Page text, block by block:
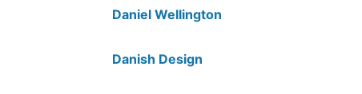
Daniel Wellington
Danish Design